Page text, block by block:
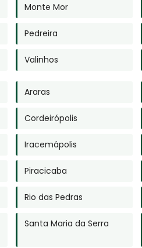
Monte Mor
Pedreira
Valinhos
Araras
Cordeirópolis
Iracemápolis
Piracicaba
Rio das Pedras
Santa Maria da Serra
Enviar
citando nossos links, é proibida
Cremação de